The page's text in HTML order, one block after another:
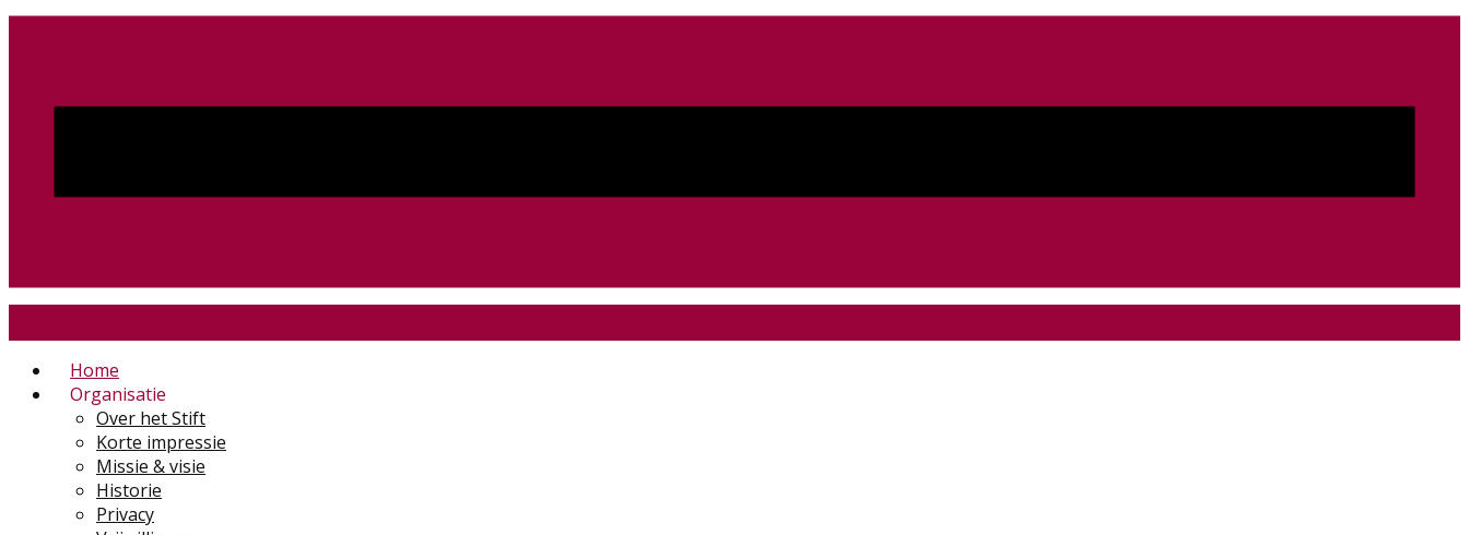
Home
Organisatie
Over het Stift
Korte impressie
Missie & visie
Historie
Privacy